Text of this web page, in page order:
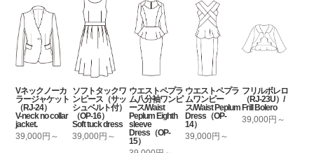
Vネックノーカ
ラージャケット
（RJ-24）
V-neck no collar
jacket.
39,000円～
ソフトタックワ
ンピース（サッ
シュベルト付）
（OP-16）
Soft tuck dress
39,000円～
ウエストペプラ
ム八分袖ワンピ
ース/Waist
Peplum Eighth
sleeve
Dress（OP-
15）
ウエストペプラ
ムワンピー
ス/Waist Peplum
Dress（OP-
14）
39,000円～
フリルボレロ
（RJ-23U）/
Frill Bolero
39,000円～